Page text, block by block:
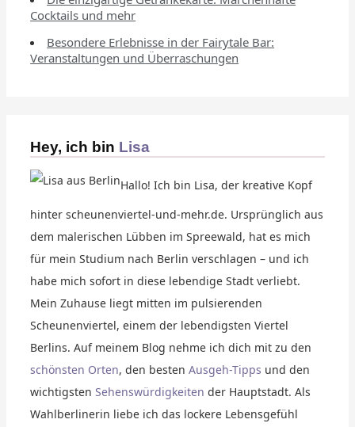
Cocktails und mehr
Besondere Erlebnisse in der Fairytale Bar:
Veranstaltungen und Überraschungen
Hey, ich bin Lisa
Hallo! Ich bin Lisa, der kreative Kopf
hinter scheunenviertel-und-mehr.de. Ursprünglich aus
dem malerischen Lübben im Spreewald, hat es mich
für mein Studium nach Berlin verschlagen – und ich
habe mich sofort in diese lebendige Stadt verliebt.
Mein Zuhause liegt mitten im pulsierenden
Scheunenviertel, einem der lebendigsten Viertel
Berlins. Auf meinem Blog nehme ich dich mit zu den
schönsten Orten, den bestenAusgeh-Tipps und den
wichtigstenSehenswürdigkeiten der Hauptstadt. Als
Wahlberlinerin liebe ich das lockere Lebensgefühl